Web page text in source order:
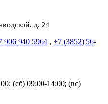
д. 24
906 940 5964 , +7 (3852) 56-
(сб) 09:00-14:00; (вс)